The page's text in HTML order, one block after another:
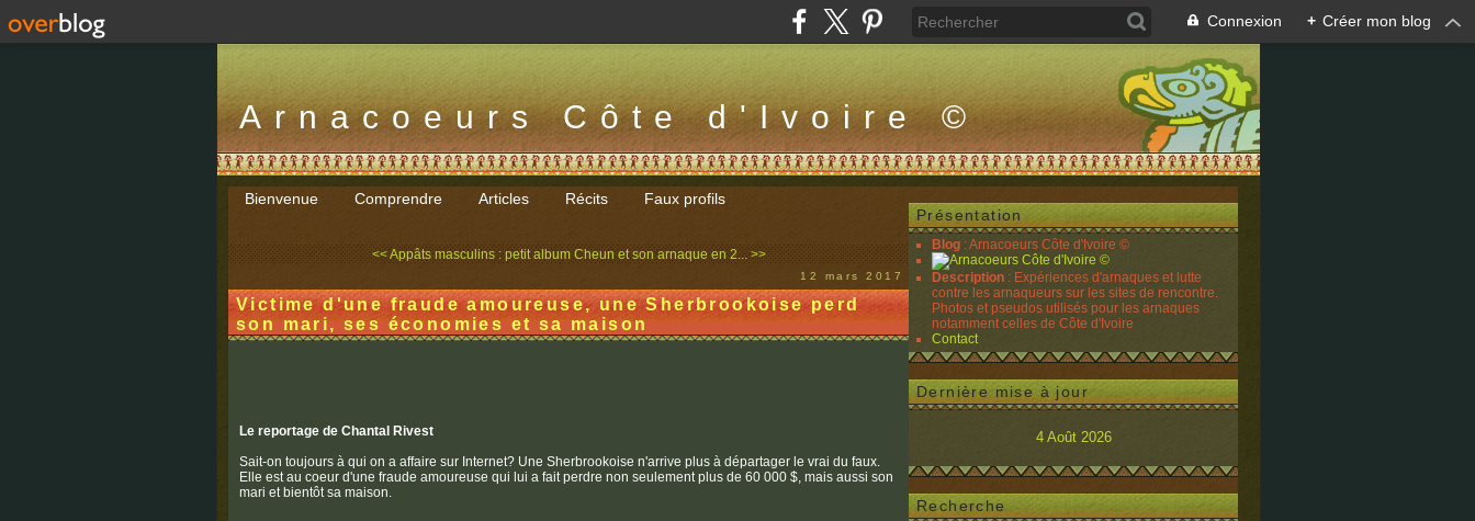
Connexion + Créer mon blog
Arnacoeurs Côte d'Ivoire ©
Bienvenue Comprendre Articles Récits Faux profils
<< Appâts masculins : petit album Cheun et son arnaque en 2... >>
12 mars 2017
Victime d'une fraude amoureuse, une Sherbrookoise perd
son mari, ses économies et sa maison
Le reportage de Chantal Rivest
Sait-on toujours à qui on a affaire sur Internet? Une Sherbrookoise n'arrive plus à départager le vrai du faux.
Elle est au coeur d'une fraude amoureuse qui lui a fait perdre non seulement plus de 60 000 $, mais aussi son
mari et bientôt sa maison.
Présentation
Blog : Arnacoeurs Côte d'Ivoire ©
Description : Expériences d'arnaques et lutte
contre les arnaqueurs sur les sites de rencontre.
Photos et pseudos utilisés pour les arnaques
notamment celles de Côte d'Ivoire
Contact
Dernière mise à jour
4 Août 2026
Recherche